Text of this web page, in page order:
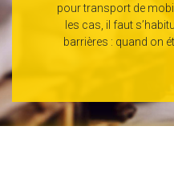
pour transport de
les cas, il faut
barrières : quand on